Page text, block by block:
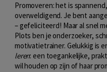
Promoveren: het is
overweldigend. Je bent
– gefeliciteerd! Maar al snel
Plots ben je onderzoeker,
motivatietrainer. Gelukkig is
leren: een toegankelijke,
wil houden op zijn of haar